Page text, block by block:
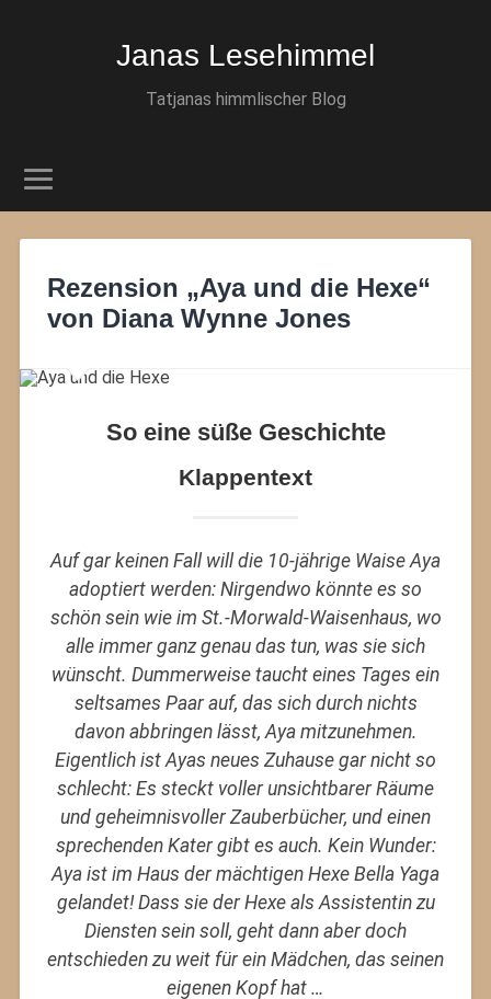
Janas Lesehimmel
Tatjanas himmlischer Blog
Rezension „Aya und die Hexe“
von Diana Wynne Jones
So eine süße Geschichte
Klappentext
Auf gar keinen Fall will die 10-jährige Waise Aya
adoptiert werden: Nirgendwo könnte es so
schön sein wie im St.-Morwald-Waisenhaus, wo
alle immer ganz genau das tun, was sie sich
wünscht. Dummerweise taucht eines Tages ein
seltsames Paar auf, das sich durch nichts
davon abbringen lässt, Aya mitzunehmen.
Eigentlich ist Ayas neues Zuhause gar nicht so
schlecht: Es steckt voller unsichtbarer Räume
und geheimnisvoller Zauberbücher, und einen
sprechenden Kater gibt es auch. Kein Wunder:
Aya ist im Haus der mächtigen Hexe Bella Yaga
gelandet! Dass sie der Hexe als Assistentin zu
Diensten sein soll, geht dann aber doch
entschieden zu weit für ein Mädchen, das seinen
eigenen Kopf hat …